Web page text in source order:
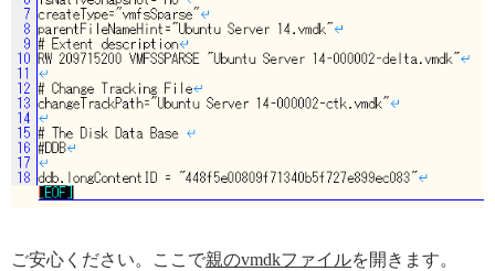
ご安心ください。ここで親のvmdkファイルを開きます。